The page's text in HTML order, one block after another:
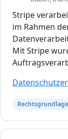
Stripe
im Rahmen
Mit Stripe